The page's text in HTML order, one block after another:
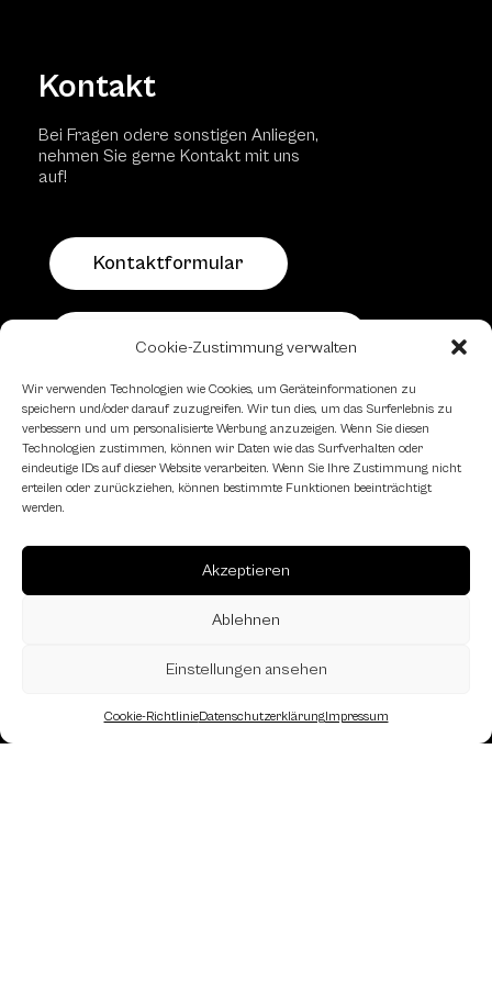
Cookie-Zustimmung verwalten
Wir verwenden Technologien wie Cookies, um Geräteinformationen zu
speichern und/oder darauf zuzugreifen. Wir tun dies, um das Surferlebnis zu
verbessern und um personalisierte Werbung anzuzeigen. Wenn Sie diesen
Technologien zustimmen, können wir Daten wie das Surfverhalten oder
eindeutige IDs auf dieser Website verarbeiten. Wenn Sie Ihre Zustimmung nicht
erteilen oder zurückziehen, können bestimmte Funktionen beeinträchtigt
werden.
Akzeptieren
Ablehnen
Einstellungen ansehen
Cookie-RichtlinieDatenschutzerklärungImpressum
Kontakt
Bei Fragen odere sonstigen Anliegen,
nehmen Sie gerne Kontakt mit uns
auf!
Kontaktformular
Schachfreundliche Lokale